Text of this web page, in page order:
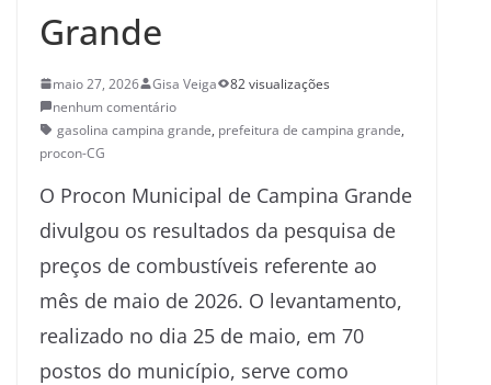
Grande
maio 27, 2026 Gisa Veiga
82 visualizações
nenhum comentário
gasolina campina grande, prefeitura de campina grande,
procon-CG
O Procon Municipal de Campina Grande
divulgou os resultados da pesquisa de
preços de combustíveis referente ao
mês de maio de 2026. O levantamento,
realizado no dia 25 de maio, em 70
postos do município, serve como